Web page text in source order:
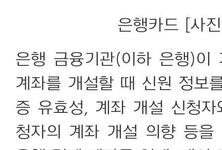
은행카드 [사
은행 금융기관(이하 은행)
계좌를 개설할 때 신원 정보
증 유효성, 계좌 개설 신청
청자의 계좌 개설 의향 등